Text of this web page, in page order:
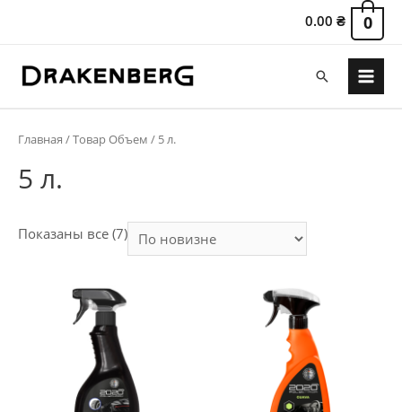
0.00₴ 0
Поиск
Main
Главная / Товар Объем / 5 л.
5 л.
Показаны все (7)Сортировка:
самые